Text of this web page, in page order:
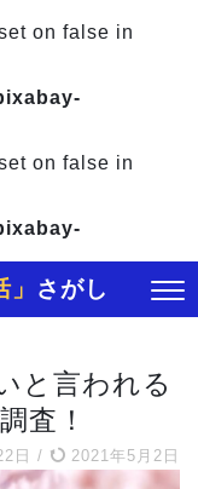
on false in
on false in
」 さがし
と言われる
査！
日 / 2021年5月2日